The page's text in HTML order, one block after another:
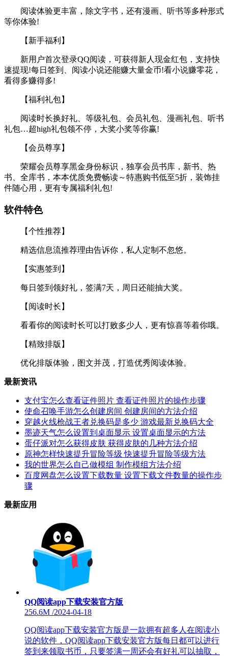
阅读体验更丰富，除文字书，还有漫画、听书等多种形式
等你体验!
【新手福利】
新用户首次登录QQ阅读，可获得新人现金红包，支持快
速提现!每日签到、阅读小说还能赚大量金币!看小说赚零花，
看得多赚得多!
【福利礼包】
阅读时长换好礼、等级礼包、会员礼包、漫画礼包、听书
礼包…超high礼包领不停，大奖小奖等你赢!
【会员尊享】
荣耀会员尊享黑金身份标识，独享会员书库，新书、热
书、全库书，本本优质免费畅读～特惠购书低至5折，装饰挂
件随心用，更有专属福利礼包!
软件特色
【个性推荐】
精选信息流推荐理由告诉你，私人定制不忽悠。
【实惠签到】
每日签到领好礼，签满7天，周日还能抽大奖。
【阅读时长】
看看你的阅读时长可以打败多少人，更有惊喜等着你哦。
【精致排版】
优化排版体验，图文并茂，打造优秀阅读体验。
最新资讯
支付宝怎么查看证件照片 查看证件照片的操作步骤
使命召唤手游怎么创建房间 创建房间的方法介绍
穿越火线枪战王者兑换码是多少 游戏最新兑换码大全
墨迹天气怎么设置到桌面显示 设置桌面显示的方法
蛋仔派对怎么获得皮肤 获得皮肤的几种方法介绍
原神怎样快速提升冒险等级 快速提升冒险等级方法
我的世界怎么自己做模组 制作模组方法介绍
百度网盘怎么设置下载数量 设置下载文件数量的操作步
骤
最新应用
QQ阅读app下载安装官方版
256.6M /2024-04-18
QQ阅读app下载安装官方版是一款拥有超多人在阅读小
说的软件，QQ阅读app下载安装官方版每日都可以进行
签到来领取书币，只要签满一周还会有好礼可以抽取，